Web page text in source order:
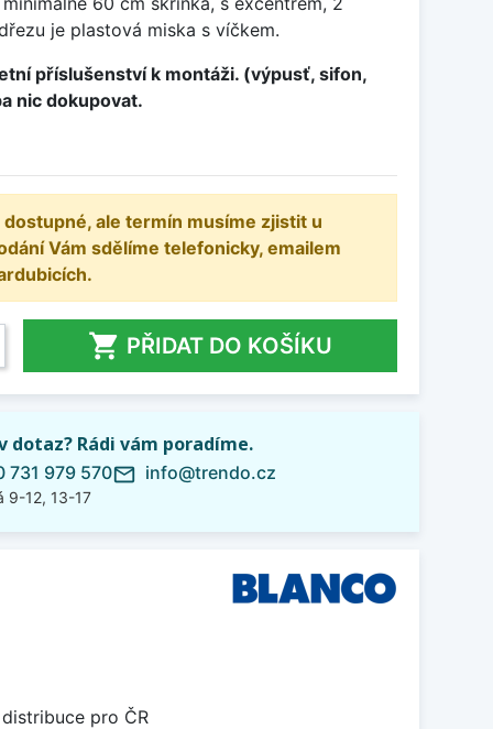
je plastová miska s víčkem.
příslušenství k montáži. (výpusť, sifon,
nic dokupovat.
ale termín musíme zjistit u
Vám sdělíme telefonicky, emailem
 PŘIDAT DO KOŠÍKU
dotaz? Rádi vám poradíme.
731 979 570
9-12, 13-17
mail_outline info@trendo.cz
pro ČR